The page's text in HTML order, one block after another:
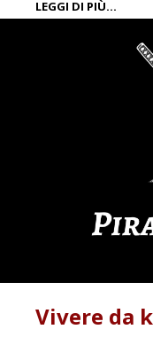
LEGGI DI PIÙ…
Vivere da